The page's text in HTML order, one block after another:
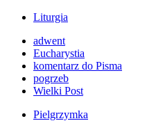
Liturgia
adwent
Eucharystia
komentarz do Pisma
pogrzeb
Wielki Post
Pielgrzymka